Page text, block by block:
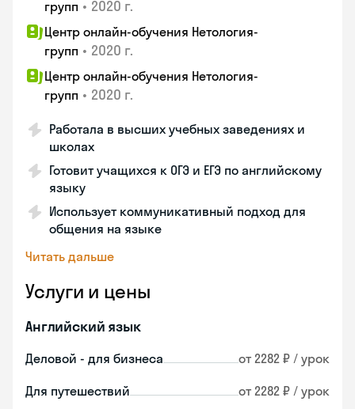
групп • 2020 г.
Центр онлайн-обучения Нетология-
групп • 2020 г.
Центр онлайн-обучения Нетология-
групп • 2020 г.
Работала в высших учебных заведениях и
школах
Готовит учащихся к ОГЭ и ЕГЭ по английскому
языку
Использует коммуникативный подход для
общения на языке
Читать дальше
Услуги и цены
Английский язык
Деловой - для бизнеса от 2282 ₽ / урок
Для путешествий от 2282 ₽ / урок